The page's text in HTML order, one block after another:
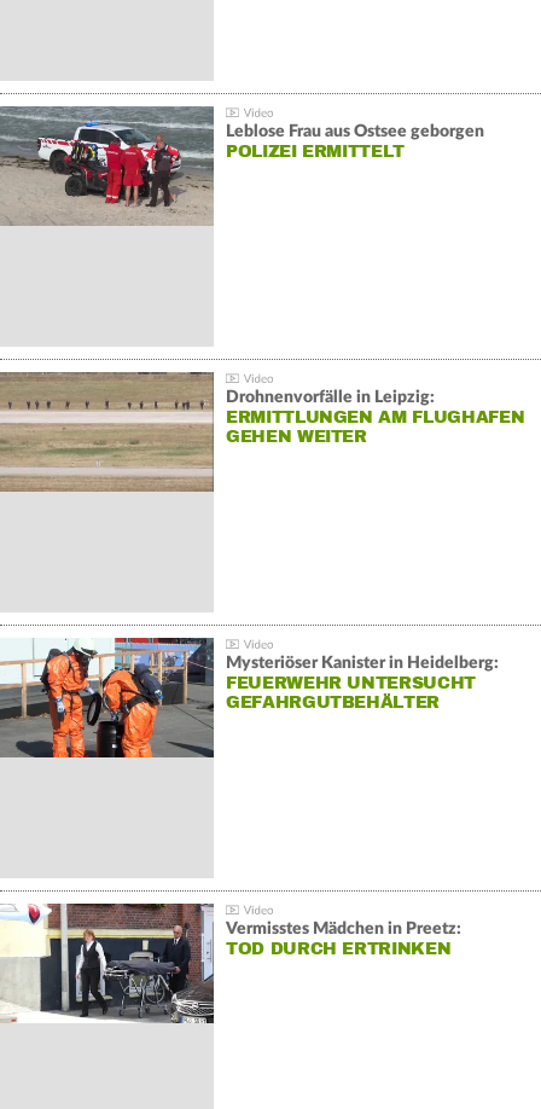
Leblose Frau aus Ostsee geborgen
POLIZEI ERMITTELT
Drohnenvorfälle in Leipzig:
ERMITTLUNGEN AM FLUGHAFEN
GEHEN WEITER
Mysteriöser Kanister in Heidelberg:
FEUERWEHR UNTERSUCHT
GEFAHRGUTBEHÄLTER
Vermisstes Mädchen in Preetz:
TOD DURCH ERTRINKEN